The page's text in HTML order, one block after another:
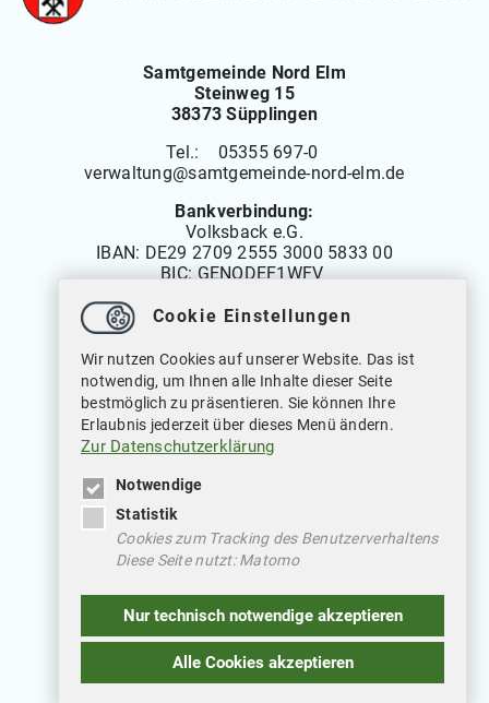
Samtgemeinde Nord Elm
Steinweg 15
38373 Süpplingen
Tel.: 05355 697-0
verwaltung@samtgemeinde-nord-elm.de
Bankverbindung:
Volksback e.G.
IBAN: DE29 2709 2555 3000 5833 00
BIC: GENODEF1WFV
Montag bis Freitag: 08.00 bis 12.00 Uhr
Dienstags auch von: 14.00 bis 18.00 Uhr
Mittwochs geschlossen
Datenschutz
Impressum
Cookie Einstellungen
Wir nutzen Cookies auf unserer Website. Das ist
notwendig, um Ihnen alle Inhalte dieser Seite
bestmöglich zu präsentieren. Sie können Ihre
Erlaubnis jederzeit über dieses Menü ändern.
Zur Datenschutzerklärung
Notwendige
Statistik
Cookies zum Tracking des Benutzerverhaltens
Diese Seite nutzt: Matomo
Nur technisch notwendige akzeptieren
Alle Cookies akzeptieren